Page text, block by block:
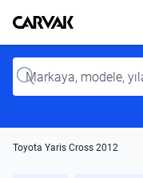
Kavak
Input
Toyota Yaris Cross 2012